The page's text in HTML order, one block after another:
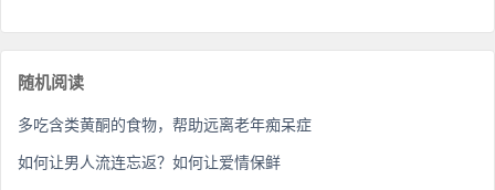
随机阅读
多吃含类黄酮的食物，帮助远离老年痴呆症
如何让男人流连忘返？如何让爱情保鲜